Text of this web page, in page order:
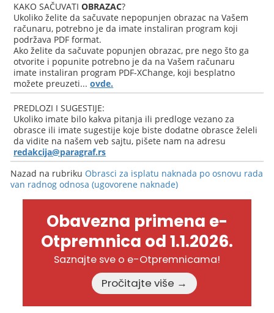
KAKO SAČUVATIOBRAZAC?
Ukoliko želite da sačuvate nepopunjen obrazac na Vašem
računaru, potrebno je da imate instaliran program koji
podržava PDF format.
Ako želite da sačuvate popunjen obrazac, pre nego što ga
otvorite i popunite potrebno je da na Vašem računaru
imate instaliran program PDF-XChange, koji besplatno
možete preuzeti...ovde.
PREDLOZI I SUGESTIJE:
Ukoliko imate bilo kakva pitanja ili predloge vezano za
obrasce ili imate sugestije koje biste dodatne obrasce želeli
da vidite na našem veb sajtu, pišete nam na adresu
redakcija@paragraf.rs
Nazad na rubriku Obrasci za isplatu naknada po osnovu rada
van radnog odnosa (ugovorene naknade)
Obavezna primena e-
Otpremnica od 1.1.2026.
Saznajte sve o e-Otpremnicama!
Pročitajte više →